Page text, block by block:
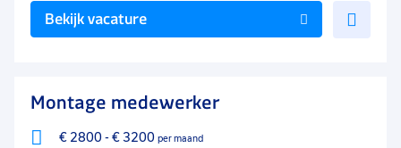
Bekijk vacature
Montage medewerker
€ 2800- € 3200 per maand